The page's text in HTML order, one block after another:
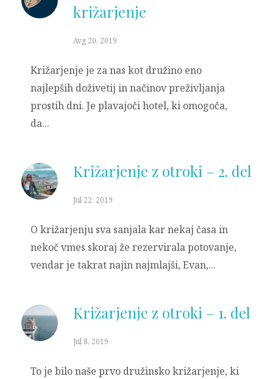
križarjenje
Avg 20, 2019
Križarjenje je za nas kot družino eno
najlepših doživetij in načinov preživljanja
prostih dni. Je plavajoči hotel, ki omogoča,
da...
Križarjenje z otroki – 2. del
Jul 22, 2019
O križarjenju sva sanjala kar nekaj časa in
nekoč vmes skoraj že rezervirala potovanje,
vendar je takrat najin najmlajši, Evan,...
Križarjenje z otroki – 1. del
Jul 8, 2019
To je bilo naše prvo družinsko križarjenje, ki